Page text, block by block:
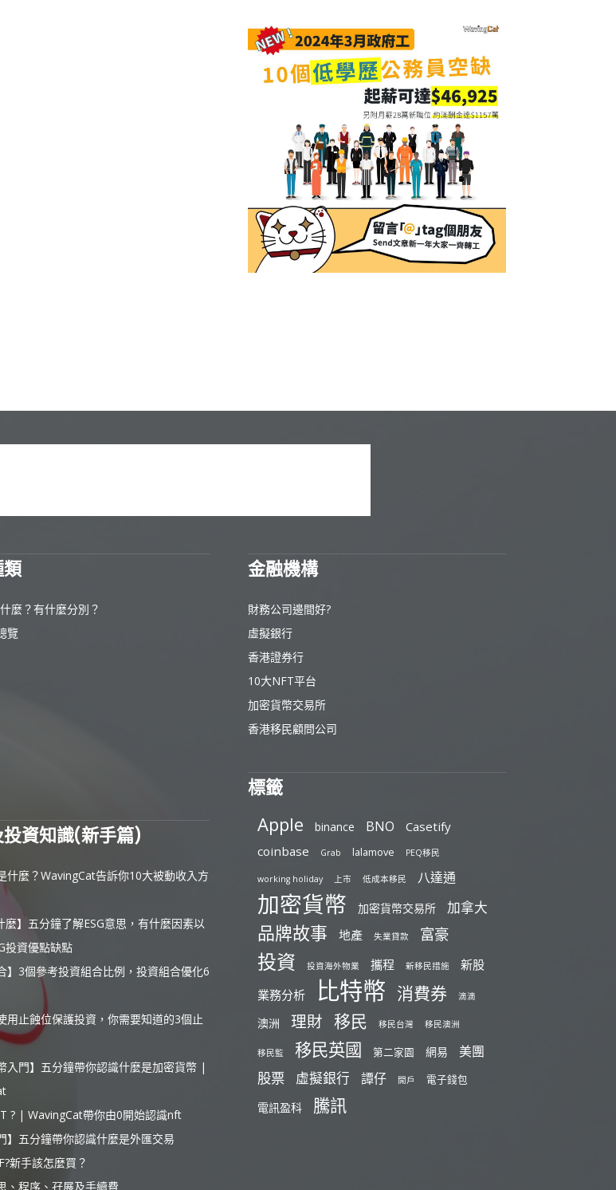
麼？有什麼分別？
覽
資知識(新手篇)
什麼？WavingCat告訴你10大被動收入方
麼】五分鐘了解ESG意思，有什麼因素以
投資優點缺點
】3個參考投資組合比例，投資組合優化6
用止蝕位保護投資，你需要知道的3個止
入門】五分鐘帶你認識什麼是加密貨幣 |
? | WavingCat帶你由0開始認識nft
】五分鐘帶你認識什麼是外匯交易
新手該怎麼買？
、程序、孖展及手續費
金融機構
財務公司邊間好?
虛擬銀行
香港證券行
10大NFT平台
加密貨幣交易所
香港移民顧問公司
標籤
Apple binance BNO
Casetify
coinbase
Grab lalamove PEQ移民
working holiday 上市 低成本移民 八達通
加密貨幣 加密貨幣交易所 加拿大
品牌故事 地產 失業貸款 富豪
投資 投資海外物業 攜程 新移民措施
新股
業務分析
比特幣 消費券 滴滴
澳洲 理財 移民 移民台灣 移民澳洲
移民監 移民英國 第二家園 網易 美團
股票 虛擬銀行 譚仔 開戶 電子錢包
電訊盈科 騰訊